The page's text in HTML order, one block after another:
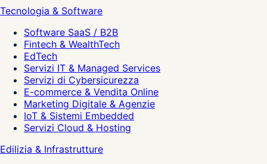
Tecnologia & Software
Software SaaS / B2B
Fintech & WealthTech
EdTech
Servizi IT & Managed Services
Servizi di Cybersicurezza
E-commerce & Vendita Online
Marketing Digitale & Agenzie
IoT & Sistemi Embedded
Servizi Cloud & Hosting
Edilizia & Infrastrutture